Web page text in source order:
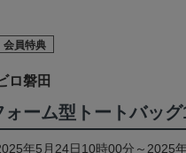
会員特典
ロ磐田
ォーム型トートバッ
年5月24日10時00分～2025